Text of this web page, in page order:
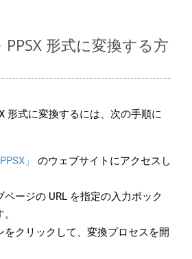
形式に変換する方
形式に変換するには、次の手順に
」
のウェブサイトにアクセスし
ページの URL を指定の入力ボック
をクリックして、変換プロセスを開